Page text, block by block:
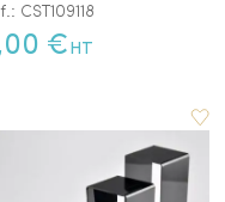
CST109118
€ HT